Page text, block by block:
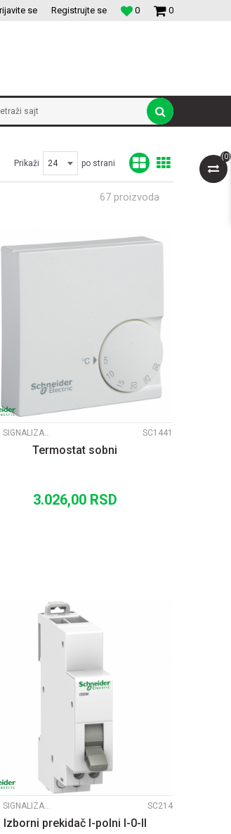
PREKIDACA I UTICNICA 0
0
se Registrujte se
sajt
(0)
Prikaži po strani
67 proizvoda
ACTI9 SIGNALIZACIJA SC1441
Termostat sobni
3.026,00 RSD
UPOREDI
ACTI9 SIGNALIZACIJA SC214
Izborni prekidač I-polni I-0-II